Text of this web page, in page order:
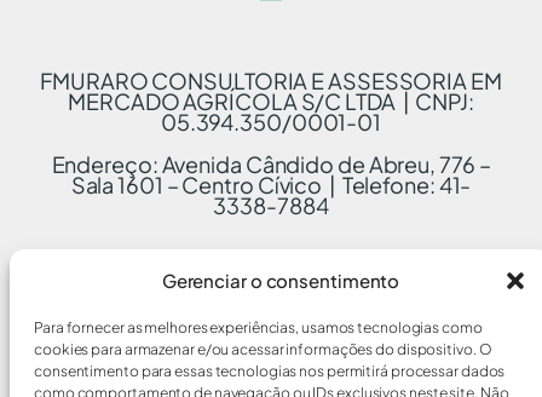
Gerenciar o consentimento
Para fornecer as melhores experiências, usamos tecnologias como
cookies para armazenar e/ou acessar informações do dispositivo. O
consentimento para essas tecnologias nos permitirá processar dados
como comportamento de navegação ou IDs exclusivos neste site. Não
FMURARO CONSULTORIA E ASSESSORIA EM
MERCADO AGRÍCOLA S/C LTDA | CNPJ:
05.394.350/0001-01
Endereço: Avenida Cândido de Abreu, 776 –
Sala 1601 – Centro Cívico | Telefone: 41-
3338-7884